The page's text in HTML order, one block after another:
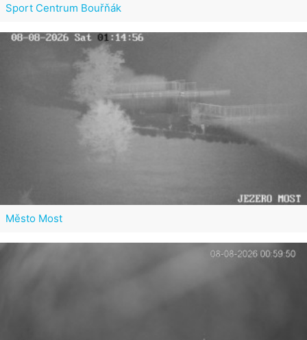
Sport Centrum Bouřňák
Město Most